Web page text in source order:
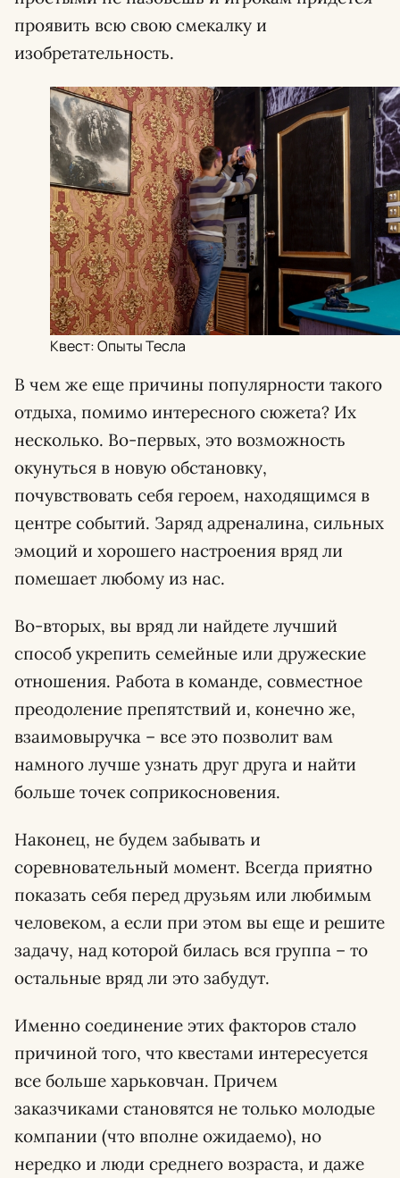
проявить всю свою смекалку и
изобретательность.
Квест: Опыты Тесла
В чем же еще причины популярности такого
отдыха, помимо интересного сюжета? Их
несколько. Во-первых, это возможность
окунуться в новую обстановку,
почувствовать себя героем, находящимся в
центре событий. Заряд адреналина, сильных
эмоций и хорошего настроения вряд ли
помешает любому из нас.
Во-вторых, вы вряд ли найдете лучший
способ укрепить семейные или дружеские
отношения. Работа в команде, совместное
преодоление препятствий и, конечно же,
взаимовыручка – все это позволит вам
намного лучше узнать друг друга и найти
больше точек соприкосновения.
Наконец, не будем забывать и
соревновательный момент. Всегда приятно
показать себя перед друзьям или любимым
человеком, а если при этом вы еще и решите
задачу, над которой билась вся группа – то
остальные вряд ли это забудут.
Именно соединение этих факторов стало
причиной того, что квестами интересуется
все больше харьковчан. Причем
заказчиками становятся не только молодые
компании (что вполне ожидаемо), но
нередко и люди среднего возраста, и даже